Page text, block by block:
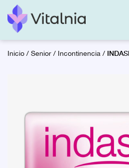
Inicio/Senior/ Incontinencia/